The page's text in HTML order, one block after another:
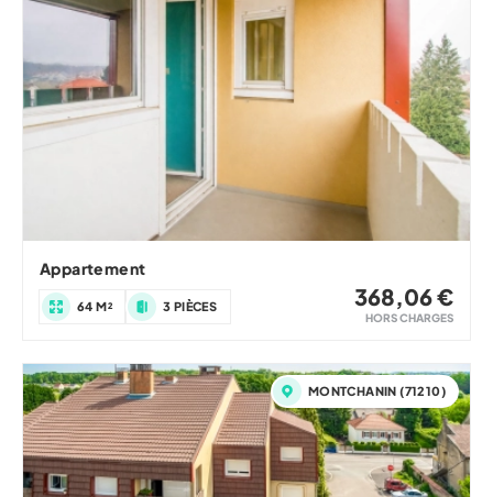
Appartement
64 M² 3 PIÈCES 368,06 €
HORS CHARGES
MONTCHANIN (71210)